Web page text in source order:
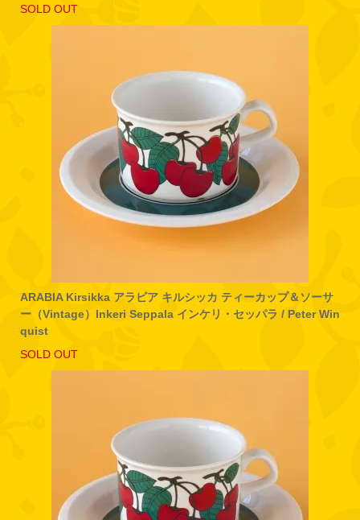
SOLD OUT
ARABIA Kirsikka アラビア キルシッカ ティーカップ＆ソーサ
ー（Vintage）Inkeri Seppala インケリ・セッパラ / Peter Win
quist
SOLD OUT